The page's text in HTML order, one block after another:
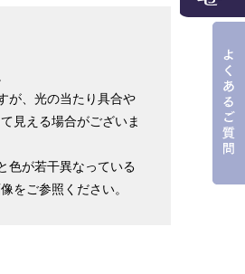
が、光の当たり具合や
見える場合がございま
色が若干異なっている
をご参照ください。